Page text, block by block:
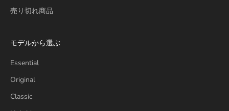
売り切れ商品
モデルから選ぶ
Essential
Original
Classic